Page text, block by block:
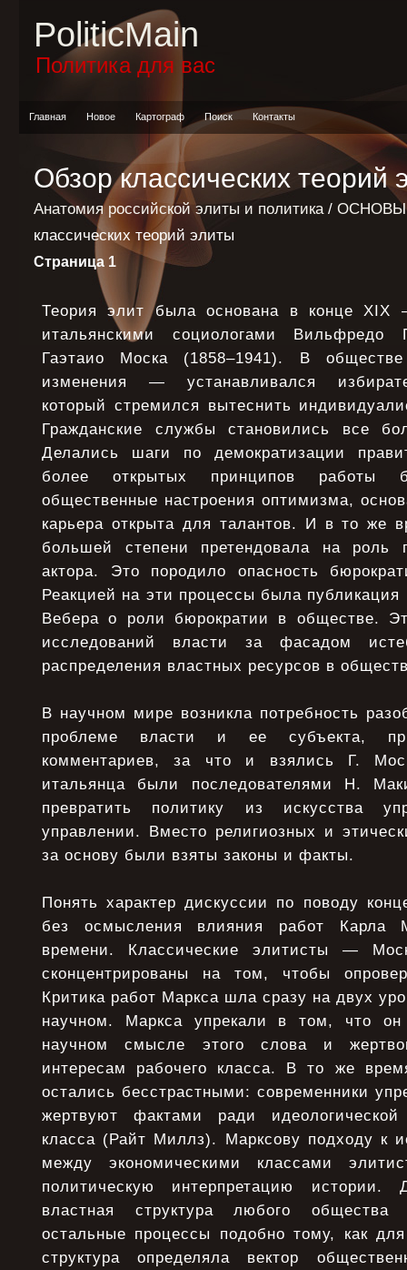
PoliticMain
Политика для вас
Главная Новое Картограф Поиск Контакты
Обзор классических теорий
Анатомия российской элиты и политика/ ОСНОВЫ
классических теорий элиты
Страница 1
Теория элит была основана в конце XIX
итальянскими социологами Вильфредо
Гаэтаио Моска (1858–1941). В
изменения — устанавливался
который стремился вытеснить
Гражданские службы становились все
Делались шаги по демократизации
более открытых принципов работы
общественные настроения оптимизма,
карьера открыта для талантов. И в то же
большей степени претендовала на роль
актора. Это породило опасность
Реакцией на эти процессы была
Вебера о роли бюрократии в обществе.
исследований власти за фасадом
распределения властных ресурсов в
В научном мире возникла потребность
проблеме власти и ее субъекта,
комментариев, за что и взялись Г.
итальянца были последователями Н.
превратить политику из искусства
управлении. Вместо религиозных и
за основу были взяты законы и факты.
Понять характер дискуссии по поводу
без осмысления влияния работ Карла
времени. Классические элитисты —
сконцентрированы на том, чтобы
Критика работ Маркса шла сразу на двух
научном. Маркса упрекали в том, что
научном смысле этого слова и
интересам рабочего класса. В то же
остались бесстрастными: современники
жертвуют фактами ради
класса (Райт Миллз). Марксову подходу к
между экономическими классами
политическую интерпретацию
властная структура любого общества
остальные процессы подобно тому, как
структура определяла вектор